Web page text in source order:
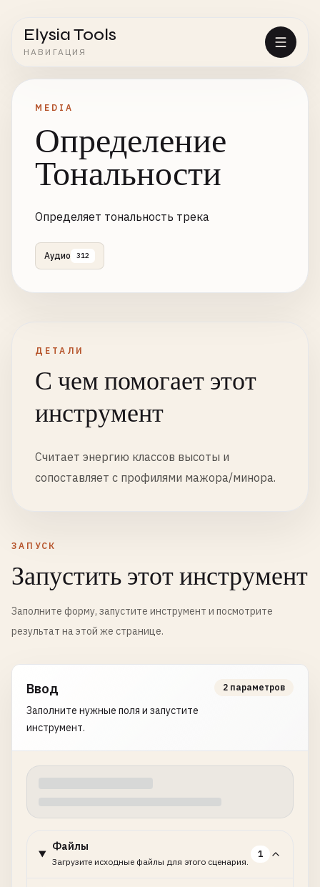
Elysia Tools
НАВИГАЦИЯ
MEDIA
Определение
Тональности
Определяет тональность трека
Аудио 312
ДЕТАЛИ
С чем помогает этот
инструмент
Считает энергию классов высоты и
сопоставляет с профилями мажора/минора.
ЗАПУСК
Запустить этот инструмент
Заполните форму, запустите инструмент и посмотрите
результат на этой же странице.
Ввод
Заполните нужные поля и запустите
инструмент.
2 параметров
Файлы
Загрузите исходные файлы для этого сценария.
1